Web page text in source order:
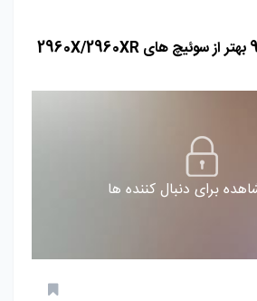
چرا سوئیچ های 9200 بهتر از سوئیچ های 2960X/2960XR
برای دنبال کننده ها